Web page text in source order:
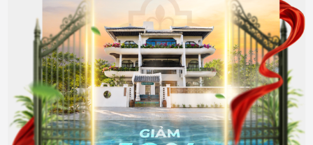
TẦNG 3
Nội thất cơ bản
15.000.000